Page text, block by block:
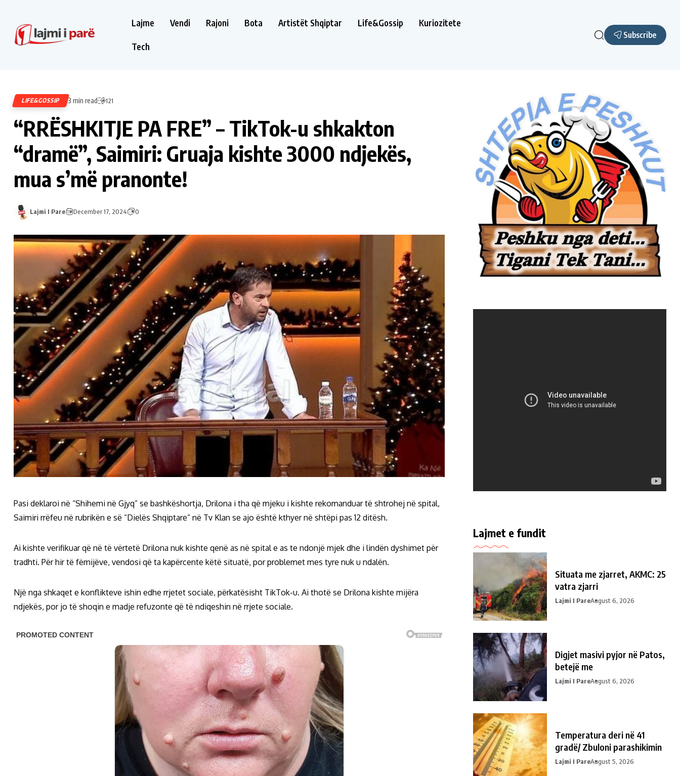
Lajme Vendi Rajoni Bota Artistët Shqiptar Life&Gossip Kuriozitete
Tech
Subscribe
LIFE&GOSSIP 3 min read 121
“RRËSHKITJE PA FRE” – TikTok-u shkakton
“dramë”, Saimiri: Gruaja kishte 3000 ndjekës,
mua s’më pranonte!
Lajmi I Pare December 17, 2024 0
Pasi deklaroi në “Shihemi në Gjyq” se bashkëshortja, Drilona i tha që mjeku i kishte rekomanduar të shtrohej në spital,
Saimiri rrëfeu në rubrikën e së “Dielës Shqiptare” në Tv Klan se ajo është kthyer në shtëpi pas 12 ditësh.
Ai kishte verifikuar që në të vërtetë Drilona nuk kishte qenë as në spital e as te ndonjë mjek dhe i lindën dyshimet për
tradhti. Për hir të fëmijëve, vendosi që ta kapërcente këtë situatë, por problemet mes tyre nuk u ndalën.
Një nga shkaqet e konflikteve ishin edhe rrjetet sociale, përkatësisht TikTok-u. Ai thotë se Drilona kishte mijëra
ndjekës, por jo të shoqin e madje refuzonte që të ndiqeshin në rrjete sociale.
Lajmet e fundit
Situata me zjarret, AKMC: 25
vatra zjarri
Lajmi I PareAugust 6, 2026
Digjet masivi pyjor në Patos,
betejë me
Lajmi I PareAugust 6, 2026
Temperatura deri në 41
gradë/ Zbuloni parashikimin
Lajmi I PareAugust 5, 2026